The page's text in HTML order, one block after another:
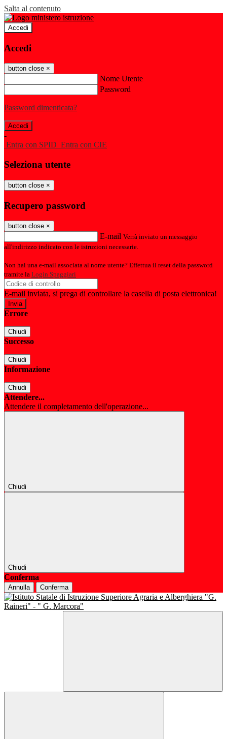
Salta al contenuto
Accedi
Accedi
button close ×
Nome Utente
Password
Password dimenticata?
-
Entra con SPID Entra con CIE
Seleziona utente
button close ×
Recupero password
button close ×
E-mail Verrà inviato un messaggio
all'indirizzo indicato con le istruzioni necessarie.
Non hai una e-mail associata al nome utente? Effettua il reset della password
tramite la Login Spaggiari
E-mail inviata, si prega di controllare la casella di posta elettronica!
Errore
Chiudi
Successo
Chiudi
Informazione
Chiudi
Attendere...
Attendere il completamento dell'operazione...
Chiudi
Chiudi
Conferma
Annulla Conferma